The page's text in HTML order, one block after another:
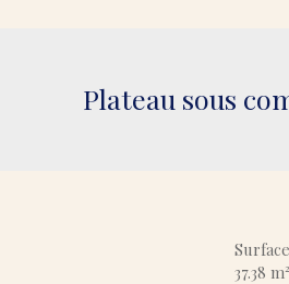
Plateau sous
Surface
37.38 m²